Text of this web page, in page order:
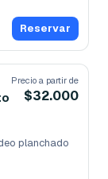
Reservar
Precio a partir de
$32.000
planchado